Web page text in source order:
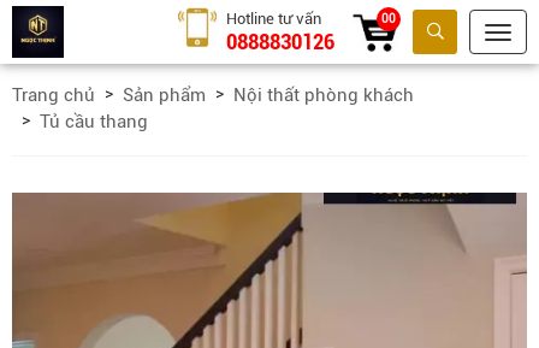
Tìm kiếm
Hotline tư vấn
0888830126
00
Trang chủ Sản phẩm
Nội thất phòng khách
Tủ cầu thang